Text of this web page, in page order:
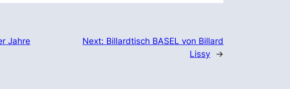
Jahre
Next: Billardtisch BASEL von Billard
Lissy
→